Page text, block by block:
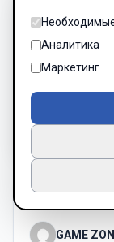
создавайте.
GAME
Аналитика
Маркетинг